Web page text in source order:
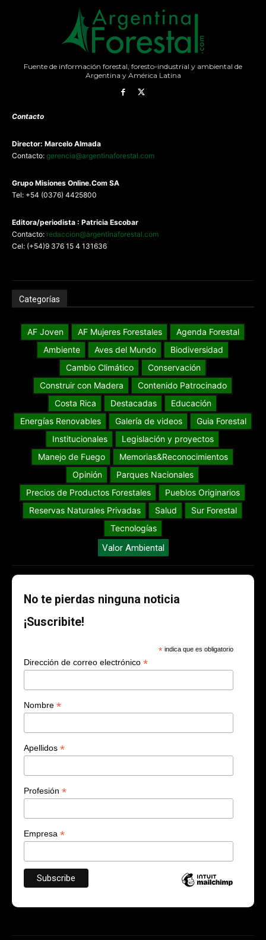
Fuente de información forestal, foresto-industrial y ambiental de
Argentina y América Latina
Contacto
Director: Marcelo Almada
Contacto: gerencia@argentinaforestal.com
Grupo Misiones Online.Com SA
Tel: +54 (0376) 4425800
Editora/periodista : Patricia Escobar
Contacto: redaccion@argentinaforestal.com
Cel: (+54)9 376 15 4 131636
Categorías
AF Joven AF Mujeres Forestales
Agenda Forestal
Ambiente
Aves del Mundo
Biodiversidad
Cambio Climático
Conservación
Construir con Madera
Contenido Patrocinado
Costa Rica
Destacadas
Educación
Energías Renovables
Galería de videos
Guia Forestal
Institucionales
Legislación y proyectos
Manejo de Fuego
Memorias&Reconocimientos
Opinión
Parques Nacionales
Precios de Productos Forestales
Pueblos Originarios
Reservas Naturales Privadas
Salud
Sur Forestal
Tecnologías
Valor Ambiental
No te pierdas ninguna noticia
¡Suscribite!
* indica que es obligatorio
Dirección de correo electrónico *
Nombre *
Apellidos *
Profesión *
Empresa *